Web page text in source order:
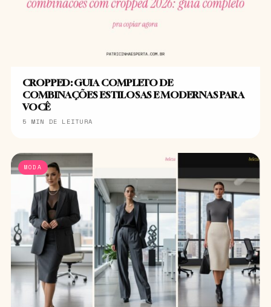
CROPPED: GUIA COMPLETO DE
COMBINAÇÕES ESTILOSAS E MODERNAS PARA
VOCÊ
5 MIN DE LEITURA
MODA